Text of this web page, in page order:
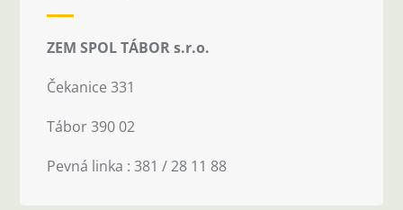
ZEM SPOL TÁBOR s.r.o.
Čekanice 331
Tábor 390 02
Pevná linka : 381 / 28 11 88